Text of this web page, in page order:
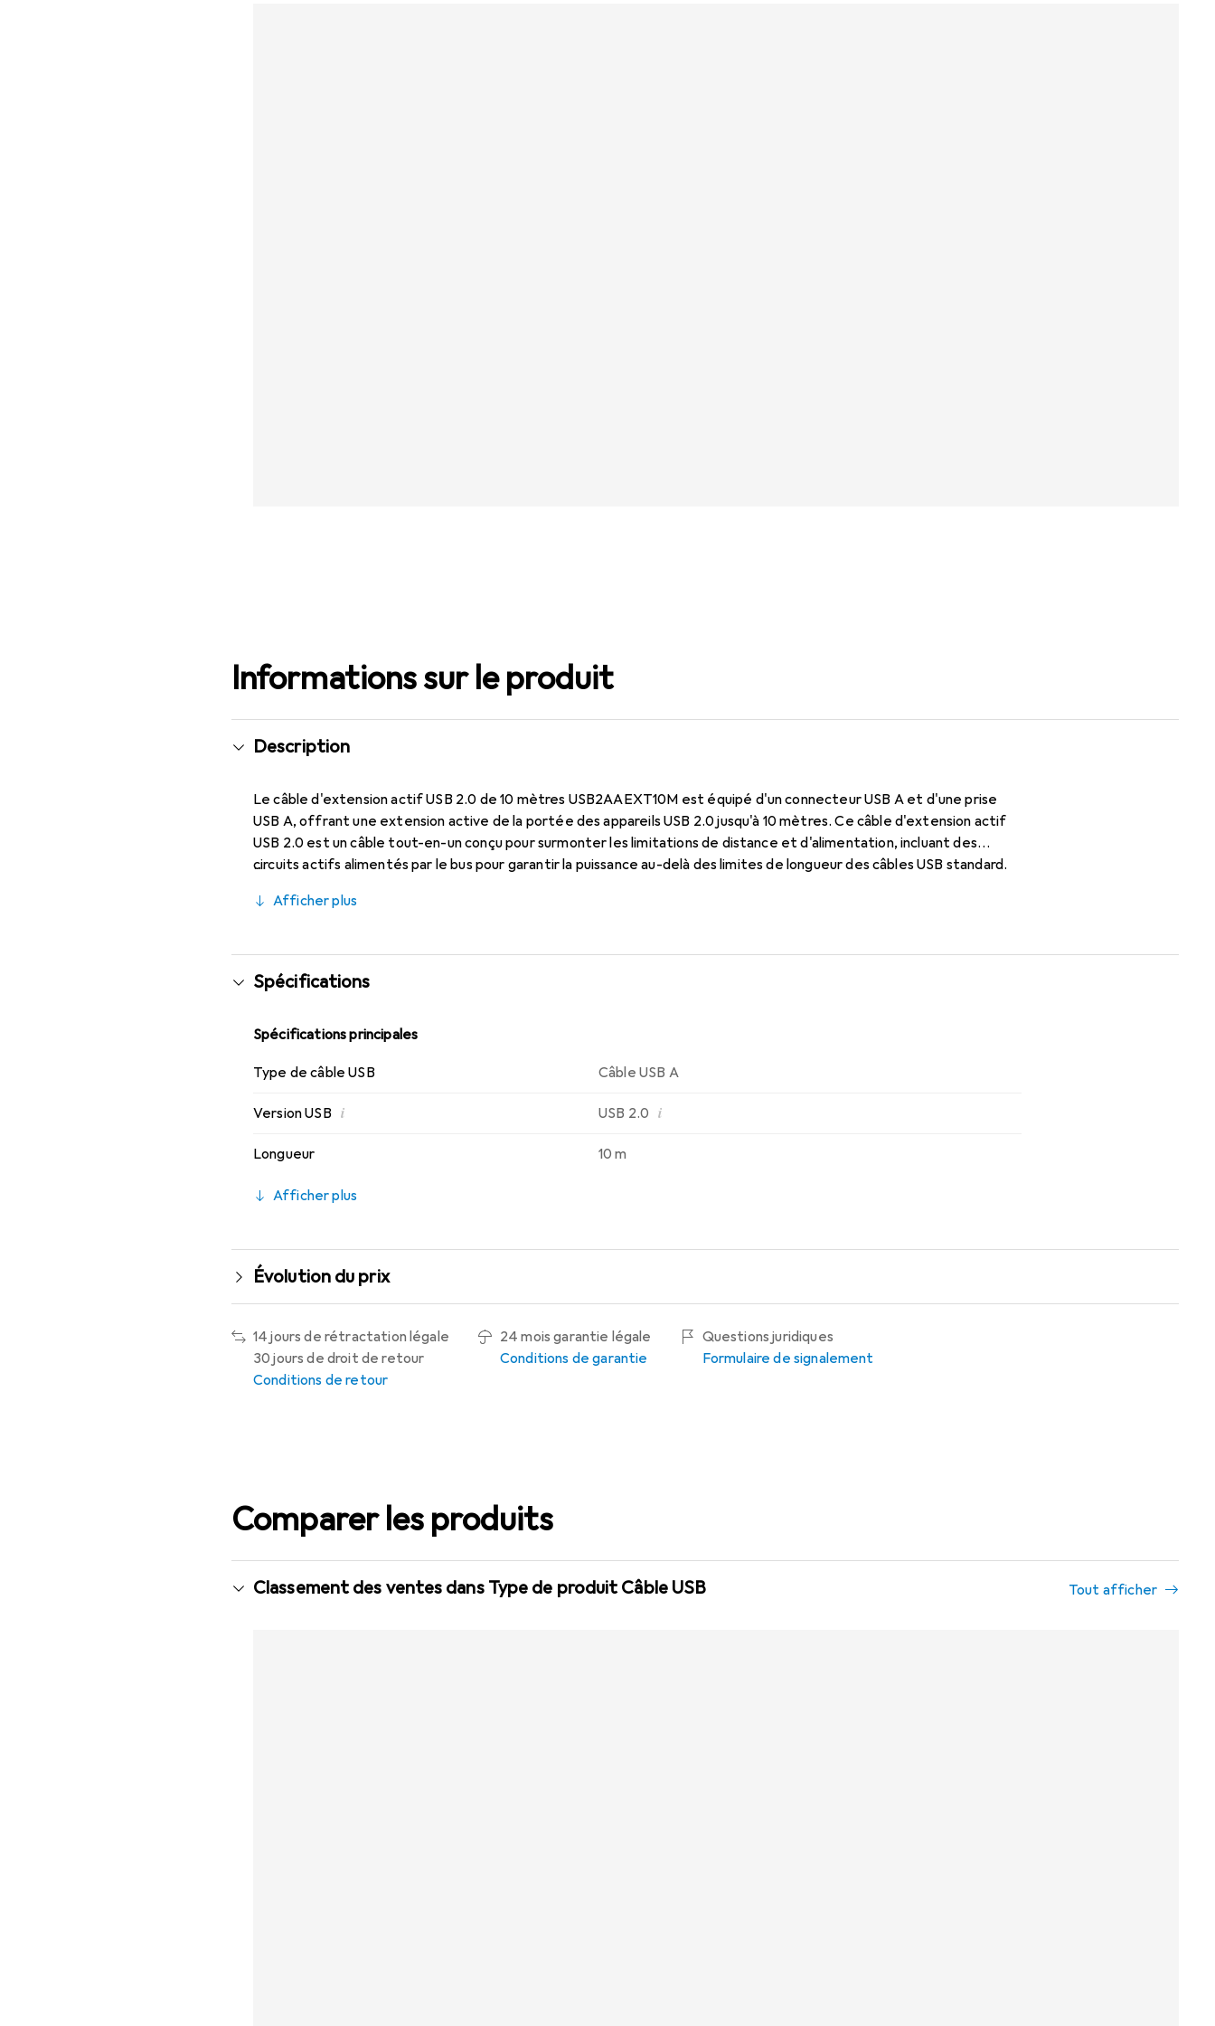
Informations sur le produit
Description
Le câble d'extension actif USB 2.0 de 10 mètres USB2AAEXT10M est équipé d'un connecteur USB A et d'une prise
USB A, offrant une extension active de la portée des appareils USB 2.0 jusqu'à 10 mètres. Ce câble d'extension actif
USB 2.0 est un câble tout-en-un conçu pour surmonter les limitations de distance et d'alimentation, incluant des
circuits actifs alimentés par le bus pour garantir la puissance au-delà des limites de longueur des câbles USB standard.
mètres. Si nécessaire, l'appareil USB peut être alimenté via l'adaptateur secteur universel fourni et une prise murale.
une garantie de 2 ans.
Afficher plus
Spécifications
Spécifications principales
Type de câble USB Câble USB A
Version USB i USB 2.0 i
Longueur 10 m
Afficher plus
Évolution du prix
14 jours de rétractation légale
30 jours de droit de retour
Conditions de retour
24 mois garantie légale
Conditions de garantie
Questions juridiques
Formulaire de signalement
Comparer les produits
Classement des ventes dans Type de produit Câble USB Tout afficher